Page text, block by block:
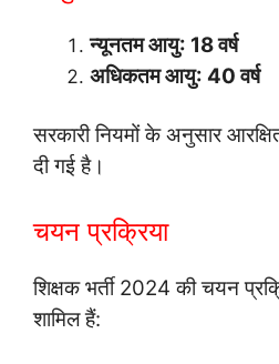
न्यूनतम आयु: 18 वर्ष
अधिकतम आयु: 40 वर्ष
सरकारी नियमों के अनुसार
दी गई है।
चयन प्रक्रिया
शिक्षक भर्ती 2024 की चयन
शामिल हैं: